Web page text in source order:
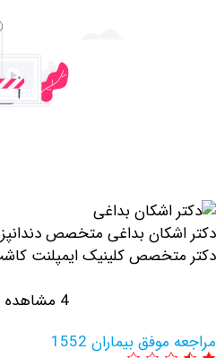
بداغی متخصص دندانپزشکی
کلینیک ايمپلنت كاشت
بیماران 1552